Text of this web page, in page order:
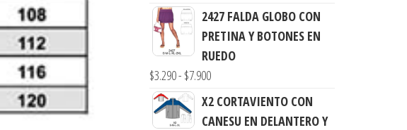
de
precios:
desde
$3.900
$8.900
2427 FALDA GLOBO CON
PRETINA Y BOTONES EN
RUEDO
$3.290- $7.900Rango
de
precios:
X2 CORTAVIENTO CON
CANESU EN DELANTERO Y